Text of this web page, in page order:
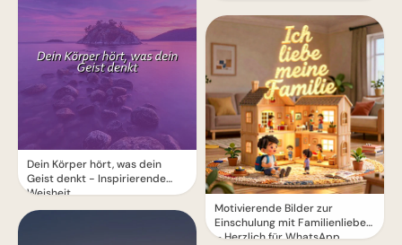
Dein Körper hört, was dein
Geist denkt - Inspirierende
Weisheit
Motivierende Bilder zur
Einschulung mit Familienliebe
– Herzlich für WhatsApp